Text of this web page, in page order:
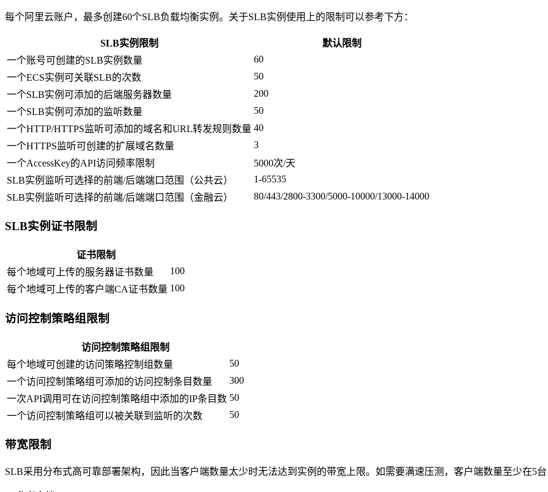
每个阿里云账户，最多创建60个SLB负载均衡实例。关于SLB实例使用上的限制可以参考下方：
SLB实例限制
默认限制
一个账号可创建的SLB实例数量
60
一个ECS实例可关联SLB的次数
50
一个SLB实例可添加的后端服务器数量
200
一个SLB实例可添加的监听数量
50
一个HTTP/HTTPS监听可添加的域名和URL转发规则数量 40
一个HTTPS监听可创建的扩展域名数量
3
一个AccessKey的API访问频率限制
5000次/天
SLB实例监听可选择的前端/后端端口范围（公共云）
1-65535
SLB实例监听可选择的前端/后端端口范围（金融云）
80/443/2800-3300/5000-10000/13000-14000
SLB实例证书限制
证书限制
每个地域可上传的服务器证书数量
100
每个地域可上传的客户端CA证书数量 100
访问控制策略组限制
访问控制策略组限制
每个地域可创建的访问策略控制组数量
50
一个访问控制策略组可添加的访问控制条目数量
300
一次API调用可在访问控制策略组中添加的IP条目数 50
一个访问控制策略组可以被关联到监听的次数
50
带宽限制
SLB采用分布式高可靠部署架构，因此当客户端数量太少时无法达到实例的带宽上限。如需要满速压测，客户端数量至少在5